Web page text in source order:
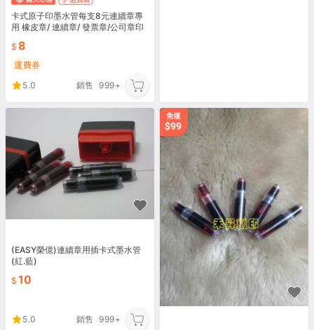
卡式原子印墨水管每支8元連續章專
用 橡皮章/ 連續章/ 發票章/公司章印
特價
8
運費券
5.0
銷售 999+
(EASY榮億)連續章用插卡式墨水管
(紅.藍)
10
5.0 銷售
999+